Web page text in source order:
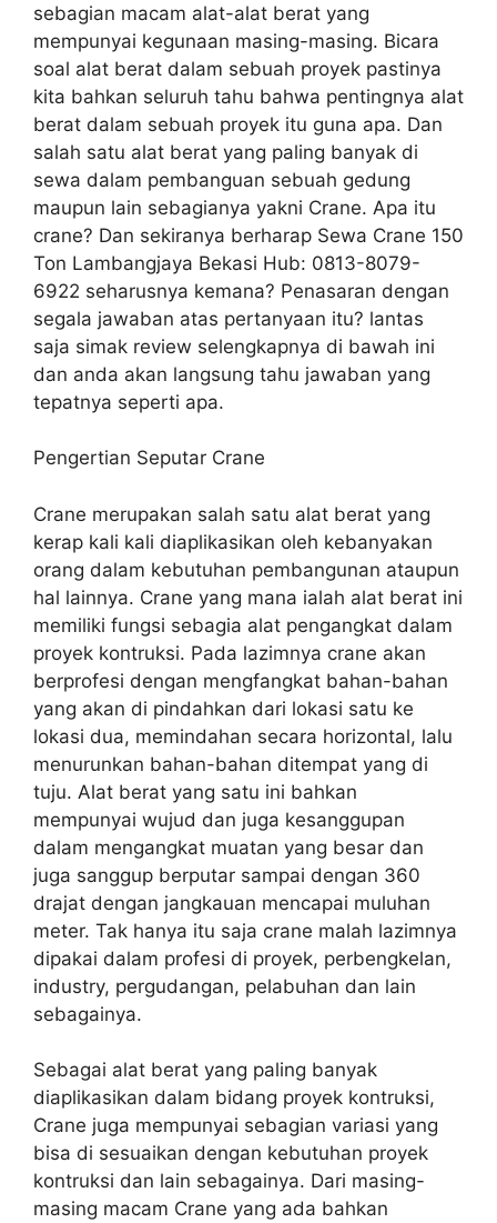
sebagian macam alat-alat berat yang
mempunyai kegunaan masing-masing. Bicara
soal alat berat dalam sebuah proyek pastinya
kita bahkan seluruh tahu bahwa pentingnya alat
berat dalam sebuah proyek itu guna apa. Dan
salah satu alat berat yang paling banyak di
sewa dalam pembanguan sebuah gedung
maupun lain sebagianya yakni Crane. Apa itu
crane? Dan sekiranya berharap Sewa Crane 150
Ton Lambangjaya Bekasi Hub: 0813-8079-
6922 seharusnya kemana? Penasaran dengan
segala jawaban atas pertanyaan itu? lantas
saja simak review selengkapnya di bawah ini
dan anda akan langsung tahu jawaban yang
tepatnya seperti apa.
Pengertian Seputar Crane
Crane merupakan salah satu alat berat yang
kerap kali kali diaplikasikan oleh kebanyakan
orang dalam kebutuhan pembangunan ataupun
hal lainnya. Crane yang mana ialah alat berat ini
memiliki fungsi sebagia alat pengangkat dalam
proyek kontruksi. Pada lazimnya crane akan
berprofesi dengan mengfangkat bahan-bahan
yang akan di pindahkan dari lokasi satu ke
lokasi dua, memindahan secara horizontal, lalu
menurunkan bahan-bahan ditempat yang di
tuju. Alat berat yang satu ini bahkan
mempunyai wujud dan juga kesanggupan
dalam mengangkat muatan yang besar dan
juga sanggup berputar sampai dengan 360
drajat dengan jangkauan mencapai muluhan
meter. Tak hanya itu saja crane malah lazimnya
dipakai dalam profesi di proyek, perbengkelan,
industry, pergudangan, pelabuhan dan lain
sebagainya.
Sebagai alat berat yang paling banyak
diaplikasikan dalam bidang proyek kontruksi,
Crane juga mempunyai sebagian variasi yang
bisa di sesuaikan dengan kebutuhan proyek
kontruksi dan lain sebagainya. Dari masing-
masing macam Crane yang ada bahkan